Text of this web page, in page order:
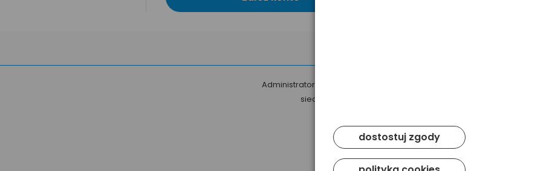
Administratorem Twoich danych osobowych jest Baltrade sp. z o.o. z
siedzibą w Gdańsku przy ul. Geodetów 24, 80-298 Gdańsk.
dostostuj zgody